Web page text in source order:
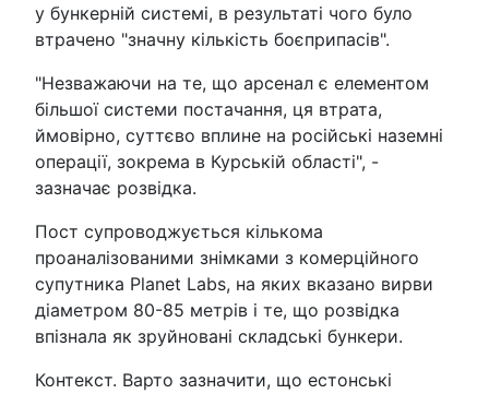
у бункерній системі, в результаті чого було
втрачено "значну кількість боєприпасів".
"Незважаючи на те, що арсенал є елементом
більшої системи постачання, ця втрата,
ймовірно, суттєво вплине на російські наземні
операції, зокрема в Курській області", -
зазначає розвідка.
Пост супроводжується кількома
проаналізованими знімками з комерційного
супутника Planet Labs, на яких вказано вирви
діаметром 80-85 метрів і те, що розвідка
впізнала як зруйновані складські бункери.
Контекст. Варто зазначити, що естонські